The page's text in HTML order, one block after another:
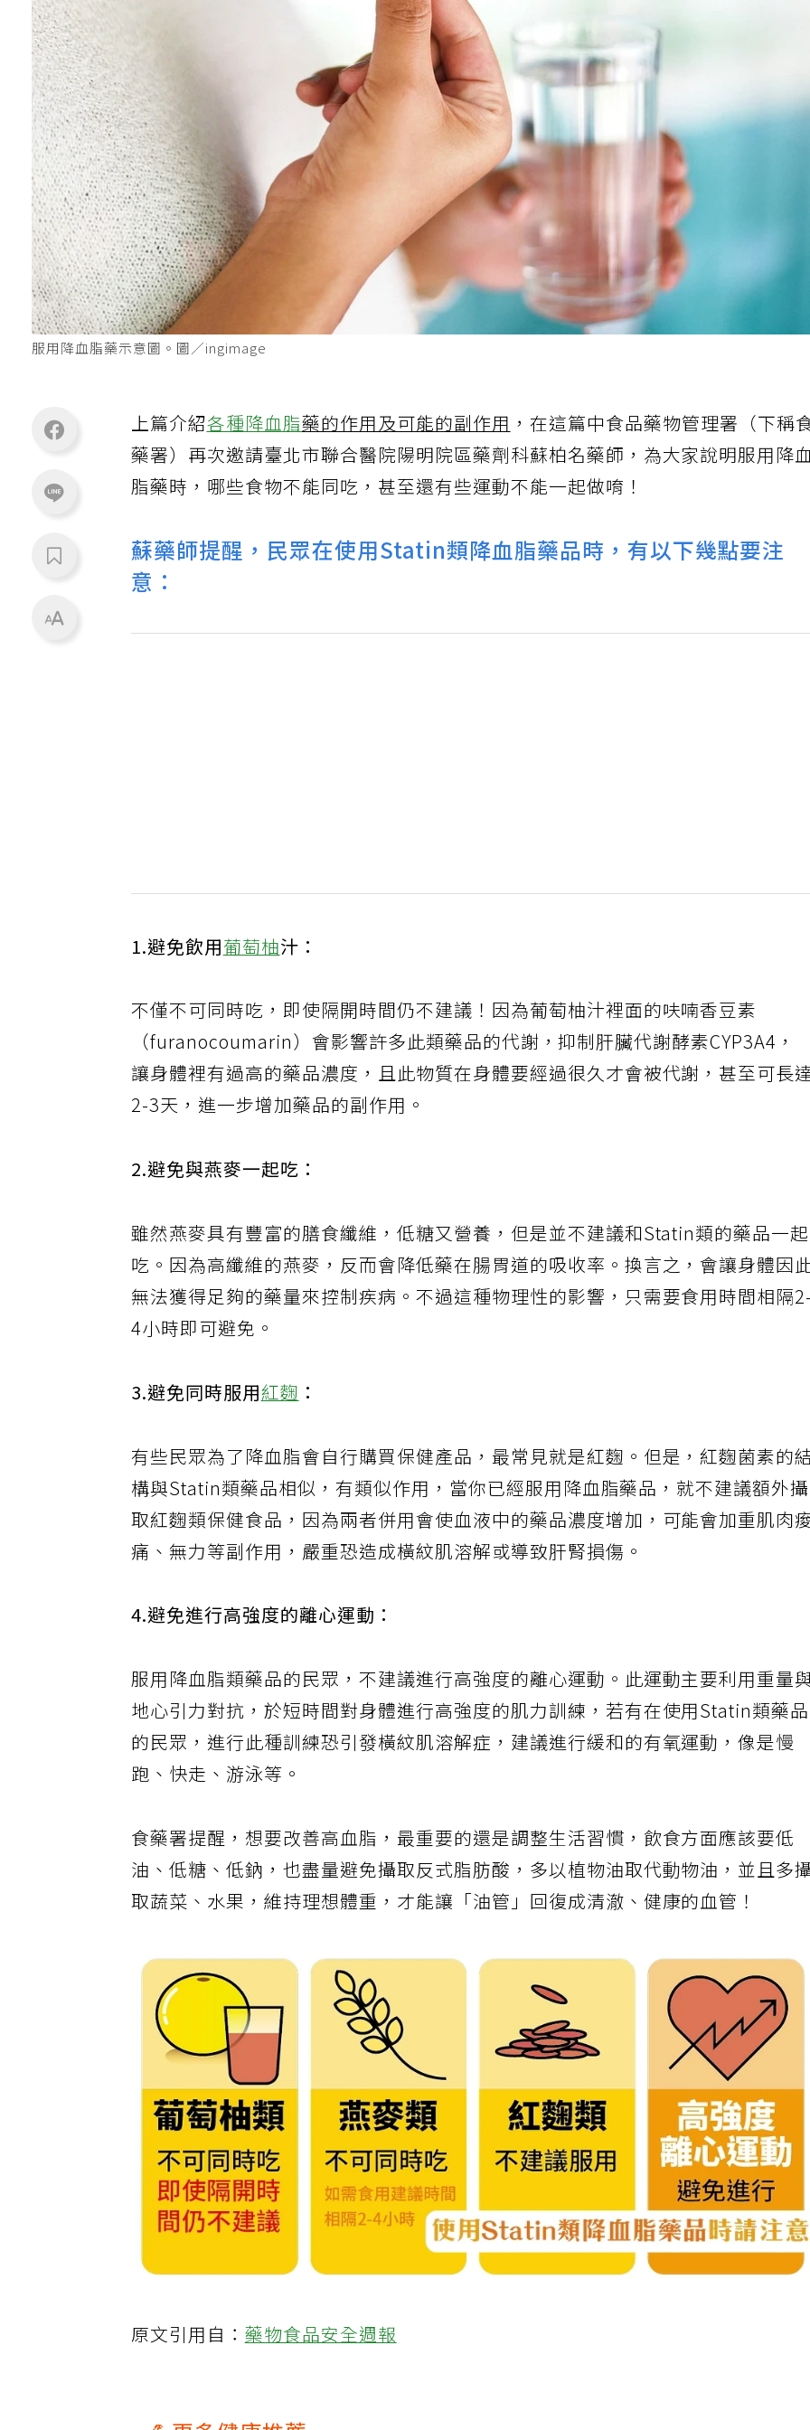
服用降血脂藥示意圖。圖／ingimage
上篇介紹各種降血脂藥的作用及可能的副作用 ，在這篇中食品藥物管理署（下稱
藥署）再次邀請臺北市聯合醫院陽明院區藥劑科蘇柏名藥師，為大家說明服用降
脂藥時，哪些食物不能同吃，甚至還有些運動不能一起做唷！
蘇藥師提醒，民眾在使用Statin類降血脂藥品時，有以下幾點要注
意：
1.避免飲用葡萄柚汁：
不僅不可同時吃，即使隔開時間仍不建議！因為葡萄柚汁裡面的呋喃香豆素
（furanocoumarin）會影響許多此類藥品的代謝，抑制肝臟代謝酵素CYP3A4，
讓身體裡有過高的藥品濃度，且此物質在身體要經過很久才會被代謝，甚至可長
2-3天，進一步增加藥品的副作用。
2.避免與燕麥一起吃：
雖然燕麥具有豐富的膳食纖維，低糖又營養，但是並不建議和Statin類的藥品一起
吃。因為高纖維的燕麥，反而會降低藥在腸胃道的吸收率。換言之，會讓身體因
無法獲得足夠的藥量來控制疾病。不過這種物理性的影響，只需要食用時間相隔2-
4小時即可避免。
3.避免同時服用紅麴 ：
有些民眾為了降血脂會自行購買保健產品，最常見就是紅麴。但是，紅麴菌素的結
構與Statin類藥品相似，有類似作用，當你已經服用降血脂藥品，就不建議額外攝
取紅麴類保健食品，因為兩者併用會使血液中的藥品濃度增加，可能會加重肌肉
痛、無力等副作用，嚴重恐造成橫紋肌溶解或導致肝腎損傷。
4.避免進行高強度的離心運動：
服用降血脂類藥品的民眾，不建議進行高強度的離心運動。此運動主要利用重量
地心引力對抗，於短時間對身體進行高強度的肌力訓練，若有在使用Statin類藥品
的民眾，進行此種訓練恐引發橫紋肌溶解症，建議進行緩和的有氧運動，像是慢
跑、快走、游泳等。
食藥署提醒，想要改善高血脂，最重要的還是調整生活習慣，飲食方面應該要低
油、低糖、低鈉，也盡量避免攝取反式脂肪酸，多以植物油取代動物油，並且多
取蔬菜、水果，維持理想體重，才能讓「油管」回復成清澈、健康的血管！
原文引用自：藥物食品安全週報